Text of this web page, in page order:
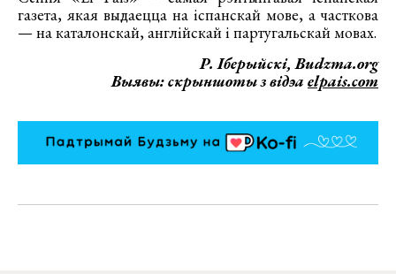
газета, якая выдаецца на іспанскай мове, а часткова
— на каталонскай, англійскай і партугальскай мовах.
Р. Іберыйскі, Budzma.org
Выявы: скрыншоты з відэа elpais.com